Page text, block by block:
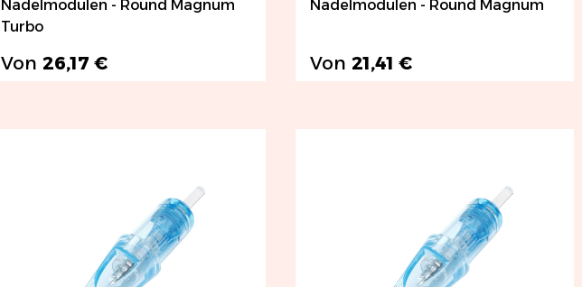
Nadelmodulen - Round Magnum
Turbo
Von 26,17 €
Nadelmodulen - Round Magnum
Von 21,41 €